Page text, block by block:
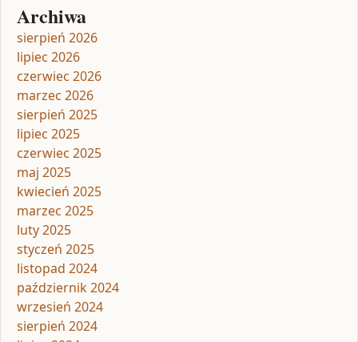
Archiwa
sierpień 2026
lipiec 2026
czerwiec 2026
marzec 2026
sierpień 2025
lipiec 2025
czerwiec 2025
maj 2025
kwiecień 2025
marzec 2025
luty 2025
styczeń 2025
listopad 2024
październik 2024
wrzesień 2024
sierpień 2024